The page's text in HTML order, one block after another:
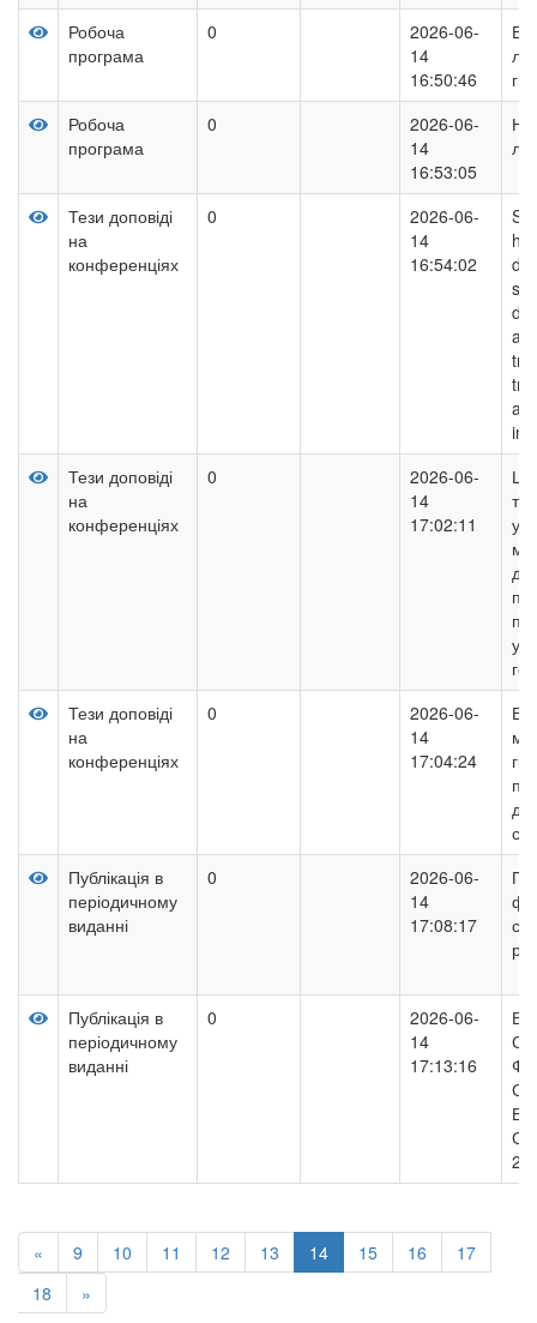
Робоча
програма
0
2026-06-
14
16:50:46
Робоча
програма
0
2026-06-
14
16:53:05
Тези доповіді
на
конференціях
0
2026-06-
14
16:54:02
Тези доповіді
на
конференціях
0
2026-06-
14
17:02:11
Тези доповіді
на
конференціях
0
2026-06-
14
17:04:24
Публікація в
періодичному
виданні
0
2026-06-
14
17:08:17
Публікація в
періодичному
виданні
0
2026-06-
14
17:13:16
« 9 10 11 12 13 14 15 16
17
18
»